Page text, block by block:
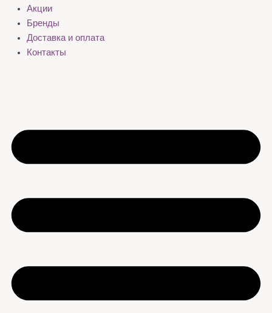
Акции
Бренды
Доставка и оплата
Контакты